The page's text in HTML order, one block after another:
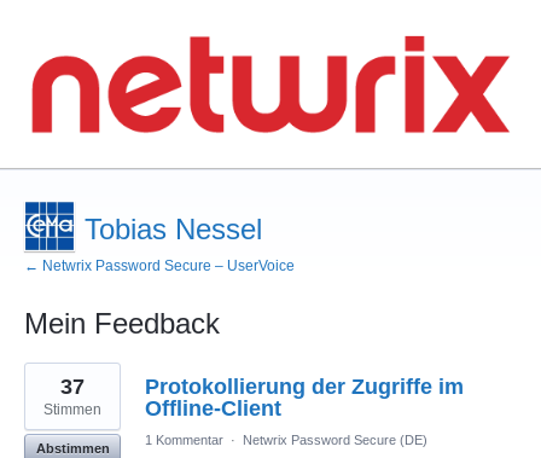
Tobias Nessel
← Netwrix Password Secure – UserVoice
Mein Feedback
6
gefundene
Ergebnisse
Protokollierung der Zugriffe im
Offline-Client
37
Stimmen
Abstimmen
1 Kommentar · Netwrix Password Secure (DE)